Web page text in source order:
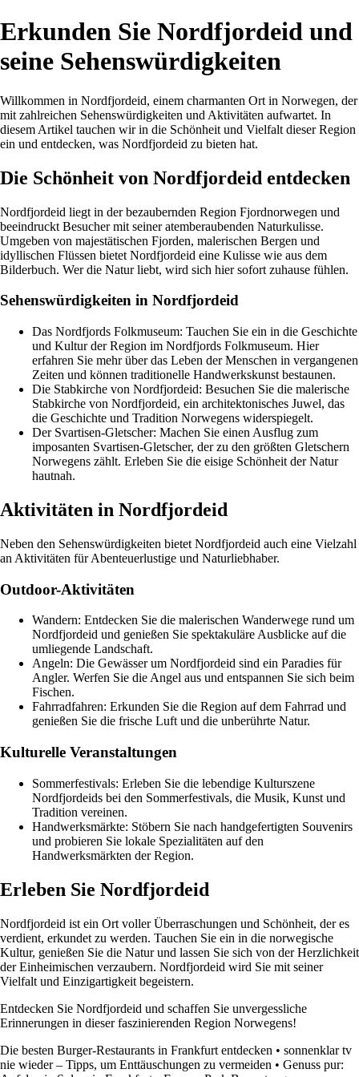
Erkunden Sie Nordfjordeid und
seine Sehenswürdigkeiten
Willkommen in Nordfjordeid, einem charmanten Ort in Norwegen, der
mit zahlreichen Sehenswürdigkeiten und Aktivitäten aufwartet. In
diesem Artikel tauchen wir in die Schönheit und Vielfalt dieser Region
ein und entdecken, was Nordfjordeid zu bieten hat.
Die Schönheit von Nordfjordeid entdecken
Nordfjordeid liegt in der bezaubernden Region Fjordnorwegen und
beeindruckt Besucher mit seiner atemberaubenden Naturkulisse.
Umgeben von majestätischen Fjorden, malerischen Bergen und
idyllischen Flüssen bietet Nordfjordeid eine Kulisse wie aus dem
Bilderbuch. Wer die Natur liebt, wird sich hier sofort zuhause fühlen.
Sehenswürdigkeiten in Nordfjordeid
Das Nordfjords Folkmuseum: Tauchen Sie ein in die Geschichte
und Kultur der Region im Nordfjords Folkmuseum. Hier
erfahren Sie mehr über das Leben der Menschen in vergangenen
Zeiten und können traditionelle Handwerkskunst bestaunen.
Die Stabkirche von Nordfjordeid: Besuchen Sie die malerische
Stabkirche von Nordfjordeid, ein architektonisches Juwel, das
die Geschichte und Tradition Norwegens widerspiegelt.
Der Svartisen-Gletscher: Machen Sie einen Ausflug zum
imposanten Svartisen-Gletscher, der zu den größten Gletschern
Norwegens zählt. Erleben Sie die eisige Schönheit der Natur
hautnah.
Aktivitäten in Nordfjordeid
Neben den Sehenswürdigkeiten bietet Nordfjordeid auch eine Vielzahl
an Aktivitäten für Abenteuerlustige und Naturliebhaber.
Outdoor-Aktivitäten
Wandern: Entdecken Sie die malerischen Wanderwege rund um
Nordfjordeid und genießen Sie spektakuläre Ausblicke auf die
umliegende Landschaft.
Angeln: Die Gewässer um Nordfjordeid sind ein Paradies für
Angler. Werfen Sie die Angel aus und entspannen Sie sich beim
Fischen.
Fahrradfahren: Erkunden Sie die Region auf dem Fahrrad und
genießen Sie die frische Luft und die unberührte Natur.
Kulturelle Veranstaltungen
Sommerfestivals: Erleben Sie die lebendige Kulturszene
Nordfjordeids bei den Sommerfestivals, die Musik, Kunst und
Tradition vereinen.
Handwerksmärkte: Stöbern Sie nach handgefertigten Souvenirs
und probieren Sie lokale Spezialitäten auf den
Handwerksmärkten der Region.
Erleben Sie Nordfjordeid
Nordfjordeid ist ein Ort voller Überraschungen und Schönheit, der es
verdient, erkundet zu werden. Tauchen Sie ein in die norwegische
Kultur, genießen Sie die Natur und lassen Sie sich von der Herzlichkeit
der Einheimischen verzaubern. Nordfjordeid wird Sie mit seiner
Vielfalt und Einzigartigkeit begeistern.
Entdecken Sie Nordfjordeid und schaffen Sie unvergessliche
Erinnerungen in dieser faszinierenden Region Norwegens!
Die besten Burger-Restaurants in Frankfurt entdecken • sonnenklar tv
nie wieder – Tipps, um Enttäuschungen zu vermeiden • Genuss pur: